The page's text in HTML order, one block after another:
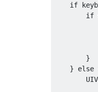
if
if
}
}
else